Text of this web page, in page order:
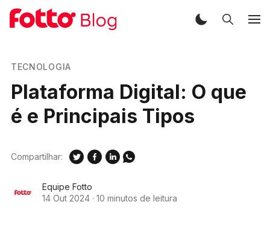
TECNOLOGIA
Plataforma Digital: O que
é e Principais Tipos
Equipe Fotto
14 Out 2024 · 10 minutos de leitura
Compartilhar: